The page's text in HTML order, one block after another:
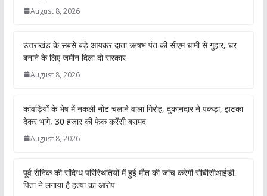
August 8, 2026
उत्तराखंड के सबसे बड़े आयकर दाता ऋषभ पंत की सीएम धामी से गुहार, घर
बनाने के लिए जमीन दिला दो सरकार
August 8, 2026
कांवड़ियों के भेष में नकली नोट चलाने वाला गिरोह, दुकानदार ने पकड़ा, झटका
देकर भागे, 30 हजार की फेक करेंसी बरामद
August 8, 2026
पूर्व सैनिक की संदिग्ध परिस्थितियों में हुई मौत की जांच करेगी सीबीसीआईडी,
पिता ने लगाया है हत्या का आरोप